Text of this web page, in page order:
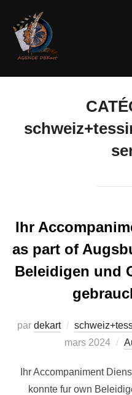
Ihr
as part of
Beleidigen und
par dekart
mars 2024
Ihr Accompaniment
konnte fur own